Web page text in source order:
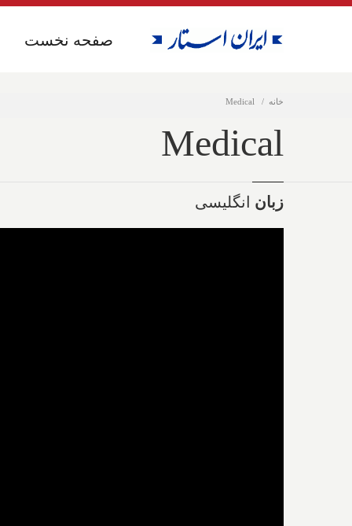
صفحه نخست
خانه Medical
صفحه نخست
Medical
زبان انگلیسی